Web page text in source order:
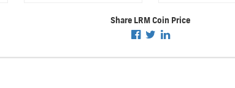
Share LRM Coin Price